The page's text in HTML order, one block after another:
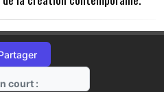
court :